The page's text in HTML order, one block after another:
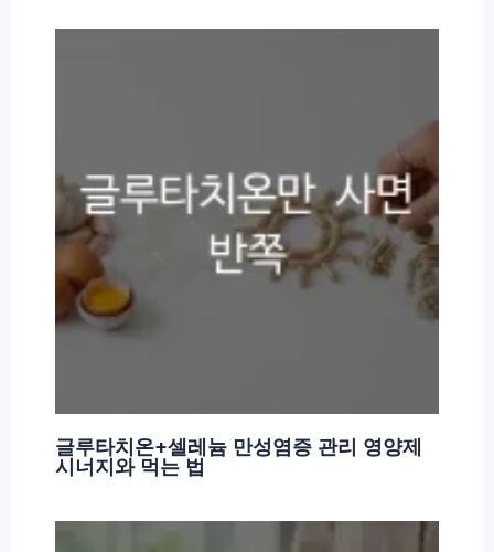
글루타치온+셀레늄 만성염증 관리 영양제
시너지와 먹는 법